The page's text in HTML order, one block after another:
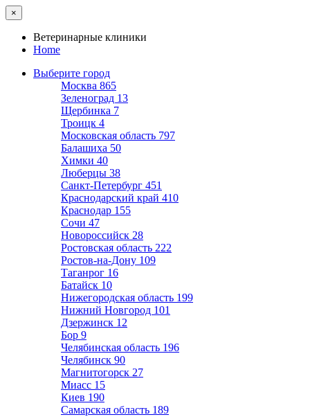
×
Ветеринарные клиники
Home
Выберите город
Москва 865
Зеленоград 13
Щербинка 7
Троицк 4
Московская область 797
Балашиха 50
Химки 40
Люберцы 38
Санкт-Петербург 451
Краснодарский край 410
Краснодар 155
Сочи 47
Новороссийск 28
Ростовская область 222
Ростов-на-Дону 109
Таганрог 16
Батайск 10
Нижегородская область 199
Нижний Новгород 101
Дзержинск 12
Бор 9
Челябинская область 196
Челябинск 90
Магнитогорск 27
Миасс 15
Киев 190
Самарская область 189